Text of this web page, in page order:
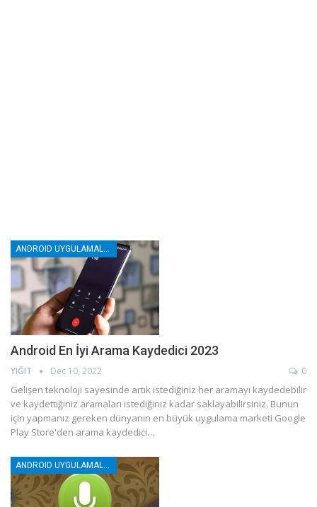
Android En İyi Arama Kaydedici 2023
YIĞIT Dec 10, 2022 0
Gelişen teknoloji sayesinde artık istediğiniz her aramayı kaydedebilir
ve kaydettiğiniz aramaları istediğiniz kadar saklayabilirsiniz. Bunun
için yapmanız gereken dünyanın en büyük uygulama marketi Google
Play Store'den arama kaydedici…
ANDROID UYGULAMALAR